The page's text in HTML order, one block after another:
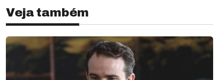
Veja também